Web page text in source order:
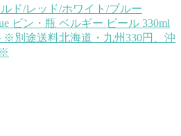
ド/レッド/ホワイト/ブルー
ビン・瓶 ベルギー ビール 330ml
別途送料北海道・九州330円、沖